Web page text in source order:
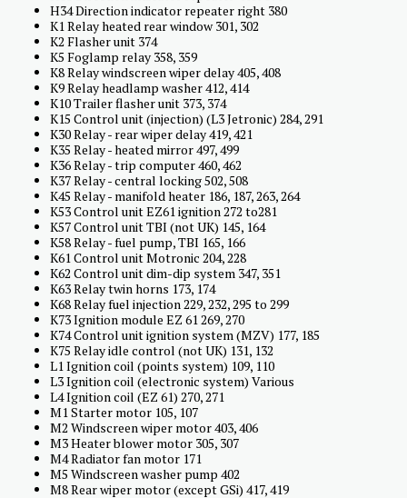
H34 Direction indicator repeater right 380
K1 Relay heated rear window 301, 302
K2 Flasher unit 374
K5 Foglamp relay 358, 359
K8 Relay windscreen wiper delay 405, 408
K9 Relay headlamp washer 412, 414
K10 Trailer flasher unit 373, 374
K15 Control unit (injection) (L3 Jetronic) 284, 291
K30 Relay - rear wiper delay 419, 421
K35 Relay - heated mirror 497, 499
K36 Relay - trip computer 460, 462
K37 Relay - central locking 502, 508
K45 Relay - manifold heater 186, 187, 263, 264
K53 Control unit EZ61 ignition 272 to281
K57 Control unit TBI (not UK) 145, 164
K58 Relay - fuel pump, TBI 165, 166
K61 Control unit Motronic 204, 228
K62 Control unit dim-dip system 347, 351
K63 Relay twin horns 173, 174
K68 Relay fuel injection 229, 232, 295 to 299
K73 Ignition module EZ 61 269, 270
K74 Control unit ignition system (MZV) 177, 185
K75 Relay idle control (not UK) 131, 132
L1 Ignition coil (points system) 109, 110
L3 Ignition coil (electronic system) Various
L4 Ignition coil (EZ 61) 270, 271
M1 Starter motor 105, 107
M2 Windscreen wiper motor 403, 406
M3 Heater blower motor 305, 307
M4 Radiator fan motor 171
M5 Windscreen washer pump 402
M8 Rear wiper motor (except GSi) 417, 419